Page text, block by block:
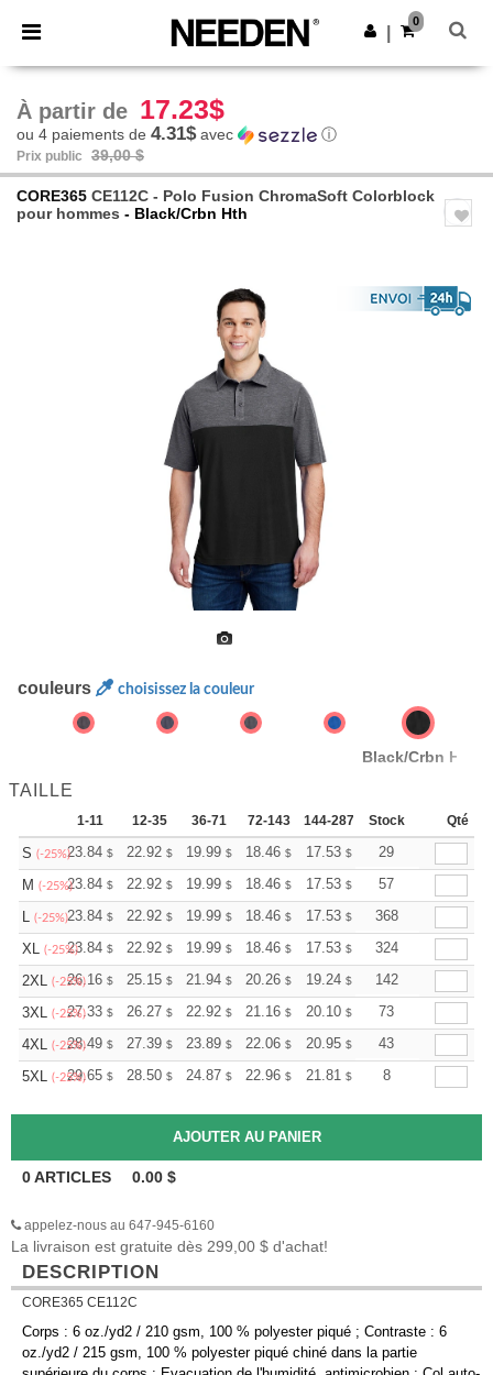
× Appli Needen
Meilleurs prix sur l’app !
Obtenir l'appli
0
À partir de 17.23$
ou 4 paiements de 4.31$avec ⓘ
Prix public 39,00 $
CORE365 CE112C - Polo Fusion ChromaSoft Colorblock
pour hommes - Black/Crbn Hth
couleurs choisissez la couleur
Black/Crbn Hth
TAILLE
1-11 12-35 36-71 72-143 144-287 288 + Plus
Stock Qté
S (-25%)23.84 $ 22.92 $ 19.99 $ 18.46 $ 17.53 $ 17.23
29
M (-25%)23.84 $ 22.92 $ 19.99 $ 18.46 $ 17.53 $ 17.23
57
L (-25%)23.84 $ 22.92 $ 19.99 $ 18.46 $ 17.53 $ 17.23
368
XL (-25%)23.84 $ 22.92 $ 19.99 $ 18.46 $ 17.53 $ 17.23
324
2XL (-25%)26.16 $ 25.15 $ 21.94 $ 20.26 $ 19.24 $ 18.91
142
3XL (-25%)27.33 $ 26.27 $ 22.92 $ 21.16 $ 20.10 $ 19.75
73
4XL (-25%)28.49 $ 27.39 $ 23.89 $ 22.06 $ 20.95 $ 20.59
43
5XL (-25%)29.65 $ 28.50 $ 24.87 $ 22.96 $ 21.81 $ 21.43
8
0ARTICLES 0.00 $
appelez-nous au 647-945-6160
La livraison est gratuite dès 299,00 $ d'achat!
DESCRIPTION
CORE365 CE112C
Corps : 6 oz./yd2 / 210 gsm, 100 % polyester piqué ; Contraste : 6
oz./yd2 / 215 gsm, 100 % polyester piqué chiné dans la partie